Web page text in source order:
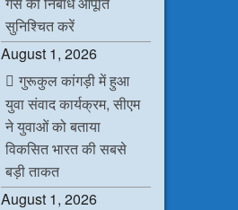
सुनिश्चित करें
August 1, 2026
गुरूकुल कांगड़ी में हुआ
युवा संवाद कार्यक्रम, सीएम
ने युवाओं को बताया
विकसित भारत की सबसे
बड़ी ताकत
August 1, 2026